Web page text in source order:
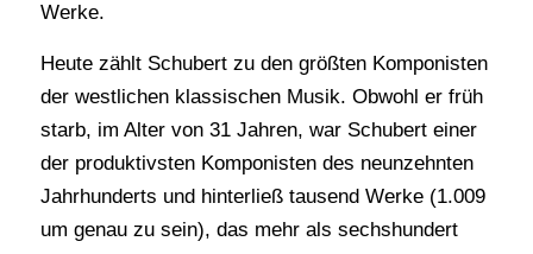
Werke.
Heute zählt Schubert zu den größten Komponisten
der westlichen klassischen Musik. Obwohl er früh
starb, im Alter von 31 Jahren, war Schubert einer
der produktivsten Komponisten des neunzehnten
Jahrhunderts und hinterließ tausend Werke (1.009
um genau zu sein), das mehr als sechshundert